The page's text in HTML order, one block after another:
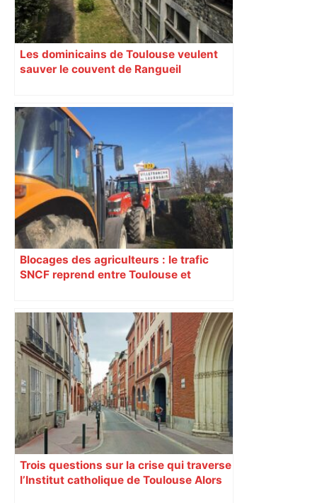
Les dominicains de Toulouse veulent
sauver le couvent de Rangueil
Blocages des agriculteurs : le trafic
SNCF reprend entre Toulouse et
Trois questions sur la crise qui traverse
l’Institut catholique de Toulouse Alors